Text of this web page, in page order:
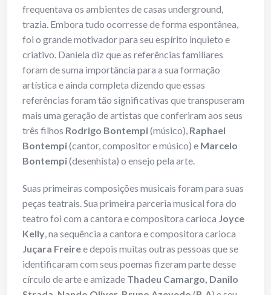
frequentava os ambientes de casas underground,
trazia. Embora tudo ocorresse de forma espontânea,
foi o grande motivador para seu espírito inquieto e
criativo. Daniela diz que as referências familiares
foram de suma importância para a sua formação
artística e ainda completa dizendo que essas
referências foram tão significativas que transpuseram
mais uma geração de artistas que conferiram aos seus
três filhos Rodrigo Bontempi(músico), Raphael
Bontempi(cantor, compositor e músico) e Marcelo
Bontempi(desenhista) o ensejo pela arte.
Suas primeiras composições musicais foram para suas
peças teatrais. Sua primeira parceria musical fora do
teatro foi com a cantora e compositora carioca Joyce
Kelly, na sequência a cantora e compositora carioca
Juçara Freiree depois muitas outras pessoas que se
identificaram com seus poemas fizeram parte desse
círculo de arte e amizade Thadeu Camargo, Danilo